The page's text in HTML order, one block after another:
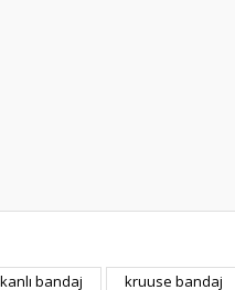
bandaj kruuse bandaj